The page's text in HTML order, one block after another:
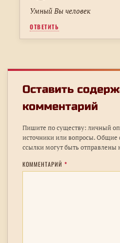
Умный Вы человек
ОТВЕТИТЬ
Оставить
комментарий
Пишите по существу: личный
источники или вопросы.
ссылки могут быть отправлены
КОММЕНТАРИЙ *